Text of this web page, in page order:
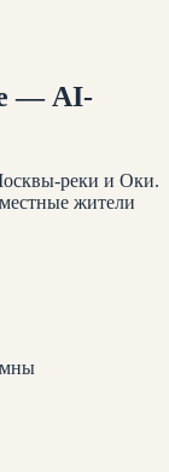
— AI-
реки и Оки.
жители